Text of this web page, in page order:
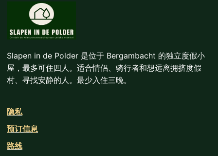
Slapen in de Polder 是位于 Bergambacht 的独立度假小
屋，最多可住四人。适合情侣、骑行者和想远离拥挤度假
村、寻找安静的人。最少入住三晚。
隐私
预订信息
路线